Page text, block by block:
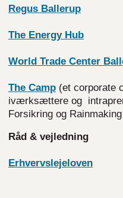
Regus Ballerup
The Energy Hub
World Trade Center
The Camp (et corporate
iværksættere og
Forsikring og
Råd & vejledning
Erhvervslejeloven